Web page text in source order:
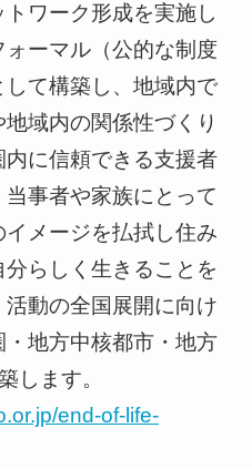
ワーク形成を実施し
ーマル（公的な制度
て構築し、地域内で
域内の関係性づくり
に信頼できる支援者
事者や家族にとって
イメージを払拭し住み
らしく生きることを
動の全国展開に向け
地方中核都市・地方
します。
end-of-life-